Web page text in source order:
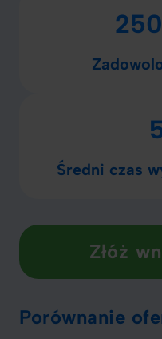
Średni czas
Złóż
Porównanie